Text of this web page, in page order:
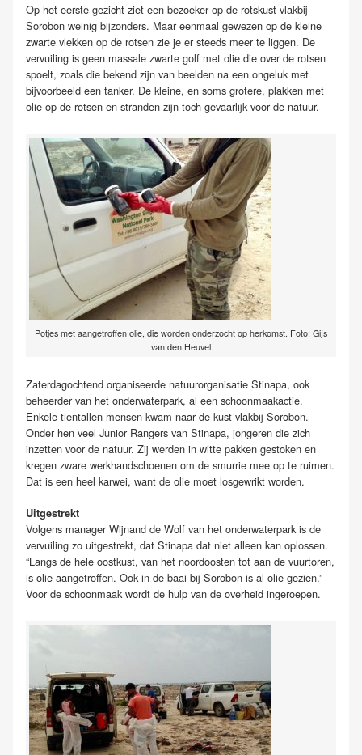
Op het eerste gezicht ziet een bezoeker op de rotskust vlakbij
Sorobon weinig bijzonders. Maar eenmaal gewezen op de kleine
zwarte vlekken op de rotsen zie je er steeds meer te liggen. De
vervuiling is geen massale zwarte golf met olie die over de rotsen
spoelt, zoals die bekend zijn van beelden na een ongeluk met
bijvoorbeeld een tanker. De kleine, en soms grotere, plakken met
olie op de rotsen en stranden zijn toch gevaarlijk voor de natuur.
Potjes met aangetroffen olie, die worden onderzocht op herkomst. Foto: Gijs
van den Heuvel
Zaterdagochtend organiseerde natuurorganisatie Stinapa, ook
beheerder van het onderwaterpark, al een schoonmaakactie.
Enkele tientallen mensen kwam naar de kust vlakbij Sorobon.
Onder hen veel Junior Rangers van Stinapa, jongeren die zich
inzetten voor de natuur. Zij werden in witte pakken gestoken en
kregen zware werkhandschoenen om de smurrie mee op te ruimen.
Dat is een heel karwei, want de olie moet losgewrikt worden.
Uitgestrekt
Volgens manager Wijnand de Wolf van het onderwaterpark is de
vervuiling zo uitgestrekt, dat Stinapa dat niet alleen kan oplossen.
“Langs de hele oostkust, van het noordoosten tot aan de vuurtoren,
is olie aangetroffen. Ook in de baai bij Sorobon is al olie gezien.”
Voor de schoonmaak wordt de hulp van de overheid ingeroepen.